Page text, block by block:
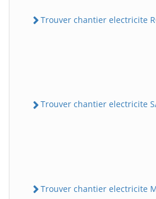
Trouver chantier electricite
Trouver chantier electricite
Trouver chantier electricite